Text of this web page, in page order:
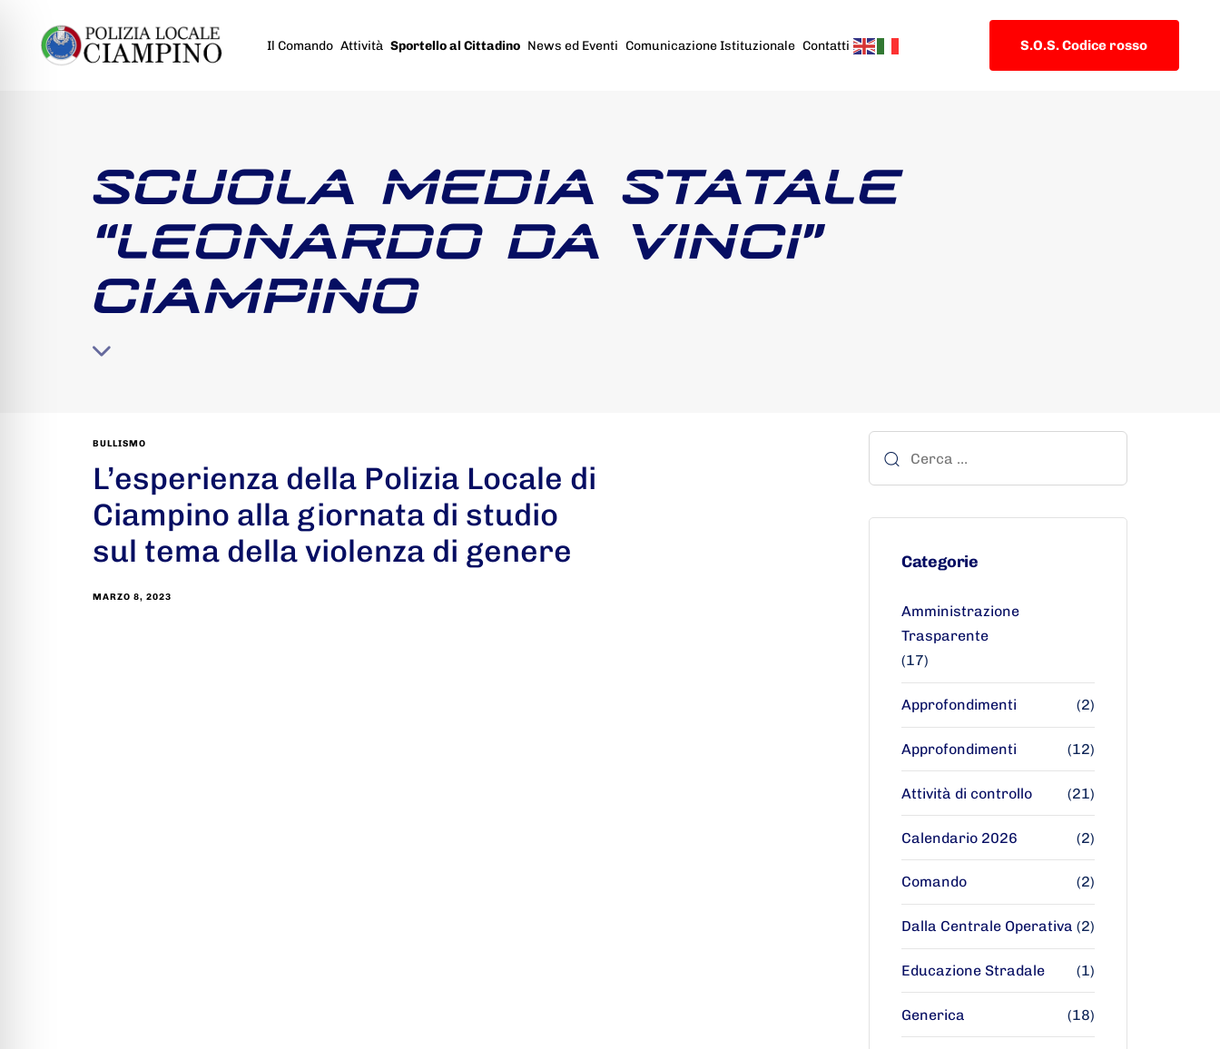
Il Comando Attività Sportello al Cittadino News ed Eventi Comunicazione Istituzionale Contatti S.O.S. Codice rosso
SCUOLA MEDIA STATALE
“LEONARDO DA VINCI”
CIAMPINO
BULLISMO
L’esperienza della Polizia Locale di
Ciampino alla giornata di studio
sul tema della violenza di genere
MARZO 8, 2023
Categorie
Amministrazione
Trasparente
(17)
Approfondimenti (2)
Approfondimenti (12)
Attività di controllo (21)
Calendario 2026 (2)
Comando (2)
Dalla Centrale Operativa (2)
Educazione Stradale (1)
Generica (18)